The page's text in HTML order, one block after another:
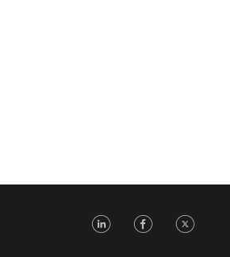
LinkedIn